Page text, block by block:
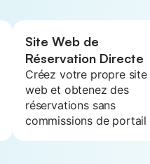
Site Web de
Réservation Directe
Créez votre propre site
web et obtenez des
réservations sans
commissions de portail